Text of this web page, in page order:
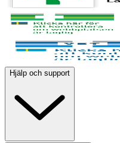
Hjälp och support